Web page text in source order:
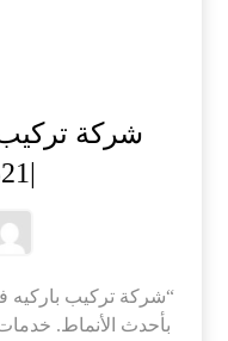
شركة تركيب
“شركة تركيب باركيه
بأحدث الأنماط.